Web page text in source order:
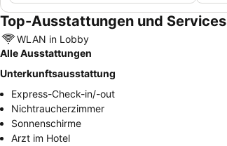
Top-Ausstattungen und Services
WLAN in Lobby
Alle Ausstattungen
Unterkunftsausstattung
Express-Check-in/-out
Nichtraucherzimmer
Sonnenschirme
Arzt im Hotel